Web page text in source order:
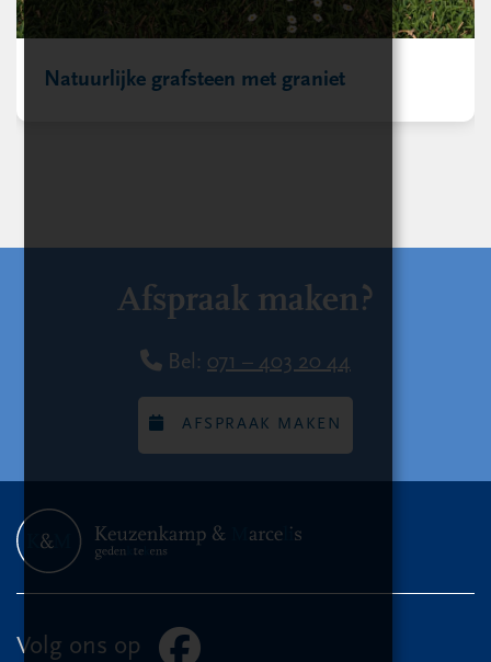
Natuurlijke grafsteen met graniet
Afspraak maken?
Bel: 071 – 403 20 44
AFSPRAAK MAKEN
Volg ons op